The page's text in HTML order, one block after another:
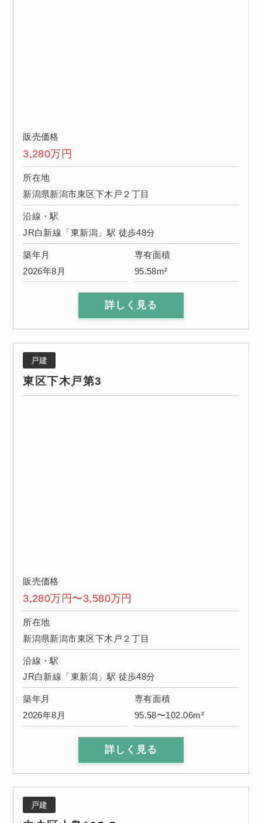
販売価格
3,280万円
所在地
新潟県新潟市東区下木戸２丁目
沿線・駅
JR白新線「東新潟」駅 徒歩48分
築年月
2026年8月
専有面積
95.58m²
詳しく見る
戸建
東区下木戸第3
販売価格
3,280万円〜3,580万円
所在地
新潟県新潟市東区下木戸２丁目
沿線・駅
JR白新線「東新潟」駅 徒歩48分
築年月
2026年8月
専有面積
95.58〜102.06m²
詳しく見る
戸建